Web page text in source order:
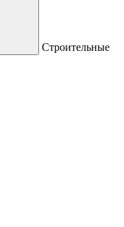
Строительные